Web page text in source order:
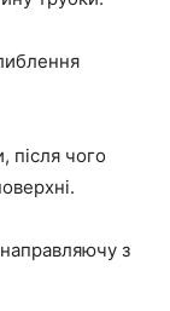
після чого
з